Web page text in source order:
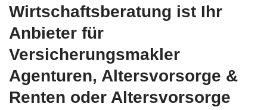
Wirtschaftsberatung ist Ihr
Anbieter für
Versicherungsmakler
Agenturen, Altersvorsorge &
Renten oder Altersvorsorge